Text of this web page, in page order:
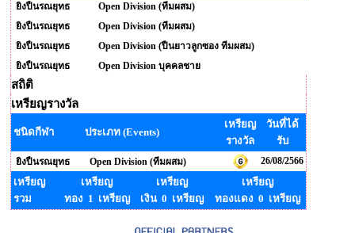
ยิงปืนรณยุทธ
Open Division (ทีมผสม)
ยิงปืนรณยุทธ
Open Division (ทีมผสม)
ยิงปืนรณยุทธ
Open Division (ปืนยาวลูกซอง ทีมผสม)
ยิงปืนรณยุทธ
Open Division บุคคลชาย
สถิติ
เหรียญรางวัล
ชนิดกีฬา ประเภท (Events)
เหรียญ
รางวัล
วันที่ได้
รับ
ยิงปืนรณยุทธ Open Division (ทีมผสม) 26/08/2566
เหรียญ
รวม
เหรียญ
ทอง 1 เหรียญ
เหรียญ
เงิน 0 เหรียญ
เหรียญ
ทองแดง 0 เหรียญ